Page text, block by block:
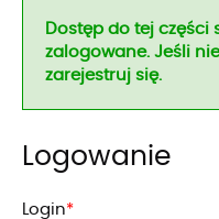
Dostęp do tej części
zalogowane. Jeśli
zarejestruj się.
Logowanie
Login